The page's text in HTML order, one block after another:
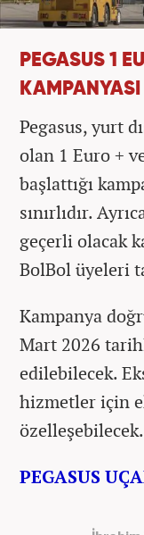
PEGASUS 1
KAMPANYASI
Pegasus, yurt
olan 1 Euro +
başlattığı
sınırlıdır.
geçerli olacak
BolBol üyeleri
Kampanya
Mart 2026
edilebilecek.
hizmetler için
özelleşebilecek.
PEGASUS